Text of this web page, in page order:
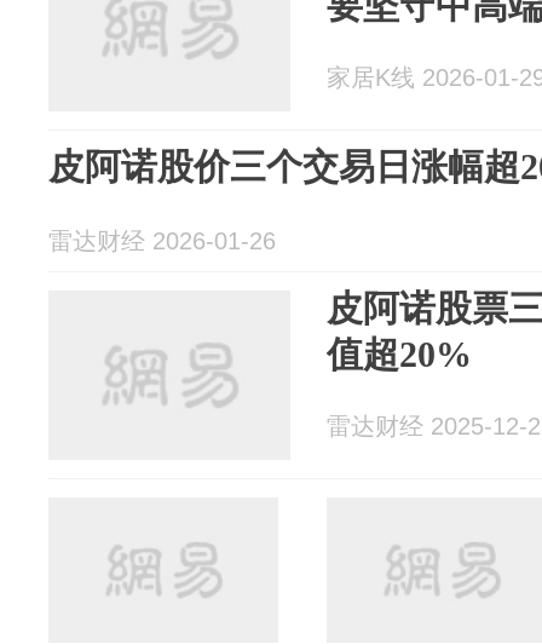
家居K线 2026-01-
皮阿诺股价三个交易日涨幅超
雷达财经 2026-01-26
皮阿诺股票
值超20%
雷达财经 2025-12-